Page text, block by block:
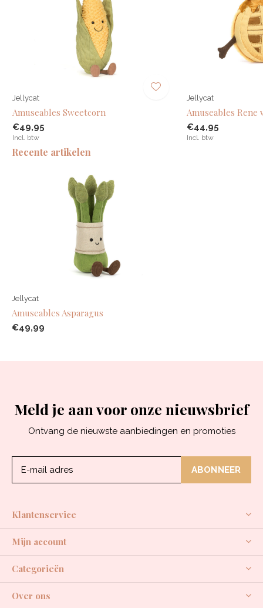
Jellycat
Amuseables Sweetcorn
€49,95
Incl. btw
Jellycat
Amuseables Rene
€44,95
Incl. btw
Recente artikelen
Jellycat
Amuseables Asparagus
€49,99
Meld je aan voor onze nieuwsbrief
Ontvang de nieuwste aanbiedingen en promoties
ABONNEER
Klantenservice
Mijn account
Categorieën
Over ons